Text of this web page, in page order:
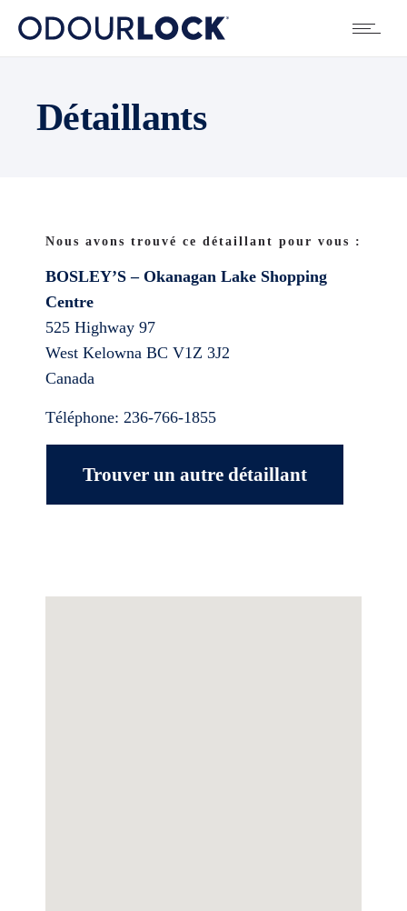
Détaillants
Nous avons trouvé ce détaillant pour vous :
BOSLEY’S – Okanagan Lake Shopping
Centre
525 Highway 97
West Kelowna BC V1Z 3J2
Canada
Téléphone: 236-766-1855
Trouver un autre détaillant